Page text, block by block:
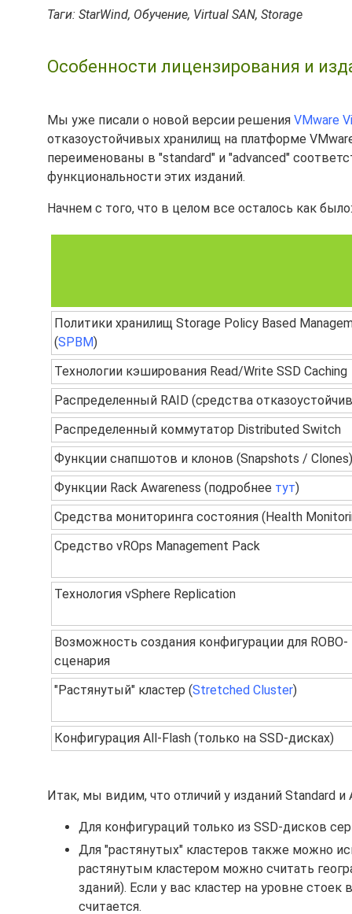
Таги: StarWind, Обучение, Virtual SAN, Storage
Особенности лицензирования и
Мы уже писали о новой версии решения VMware
отказоустойчивых хранилищ на платформе
переименованы в "standard" и "advanced"
функциональности этих изданий.
Начнем с того, что в целом все осталось как было:
Политики хранилищ Storage Policy Based
(SPBM)
Технологии кэширования Read/Write SSD Caching
Распределенный RAID (средства
Распределенный коммутатор Distributed Switch
Функции снапшотов и клонов (Snapshots / Clones)
Функции Rack Awareness (подробнее тут)
Средства мониторинга состояния (Health
Средство vROps Management Pack
Технология vSphere Replication
Возможность создания конфигурации для ROBO-
сценария
"Растянутый" кластер (Stretched Cluster)
Конфигурация All-Flash (только на SSD-дисках)
Итак, мы видим, что отличий у изданий Standard и
Для конфигураций только из SSD-дисков
Для "растянутых" кластеров также можно
растянутым кластером можно считать
зданий). Если у вас кластер на уровне
считается.